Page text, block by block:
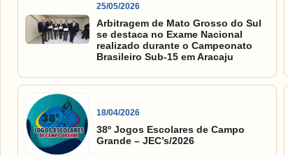
25/05/2026
Arbitragem de Mato Grosso do Sul
se destaca no Exame Nacional
realizado durante o Campeonato
Brasileiro Sub-15 em Aracaju
18/04/2026
38º Jogos Escolares de Campo
Grande – JEC’s/2026